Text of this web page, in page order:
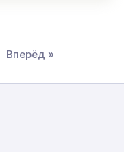
Вперёд »